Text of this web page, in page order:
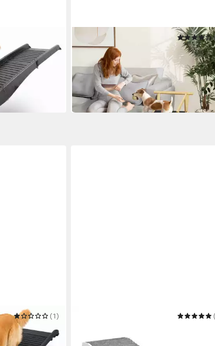
PAWHUT
Hunderampe für Bett und Couch,
Geländer, Anti-Rutsch-Pad, 85 cm
80,99 € UVP125,90 €
-36%
in 2-3 Werktagen bei dir
Hunderampe
(1)
Hunderampe